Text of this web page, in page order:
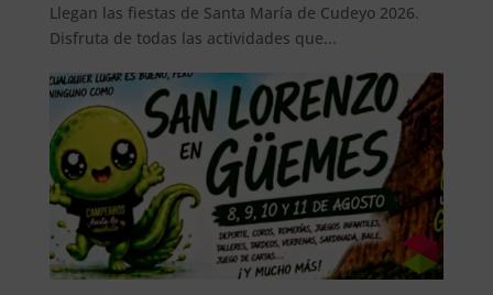
Llegan las fiestas de Santa María de Cudeyo 2026.
Disfruta de todas las actividades que...